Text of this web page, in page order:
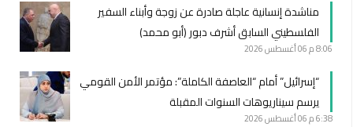
مناشدة إنسانية عاجلة صادرة عن زوجة وأبناء السفير
الفلسطيني السابق أشرف دبور (أبو محمد)
8:06 م 06 أغسطس 2026
“إسرائيل” أمام “العاصفة الكاملة”: مؤتمر الأمن القومي
يرسم سيناريوهات السنوات المقبلة
6:38 م 06 أغسطس 2026